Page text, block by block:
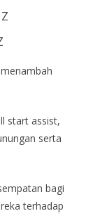
start assist,
serta
bagi
terhadap